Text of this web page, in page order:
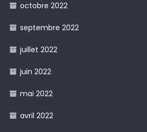
octobre 2022
septembre 2022
juillet 2022
juin 2022
mai 2022
avril 2022